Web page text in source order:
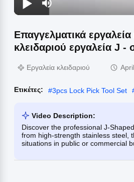
Επαγγελματικά
κλειδαριού εργαλεία J -
Εργαλεία κλειδαριού
Ετικέτες: #3pcs Lock Pick Tool Set
Video Description:
Discover the professional J-
from high-strength stainless steel,
situations in public or commercial